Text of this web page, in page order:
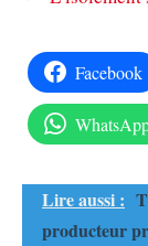
Facebook
Lire aussi :
producteur